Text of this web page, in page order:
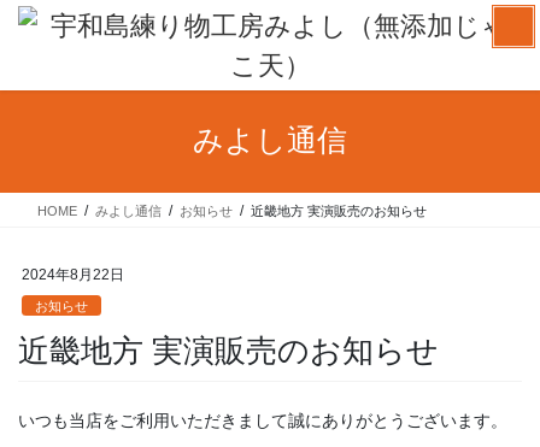
ン
ー
みよし通信
HOME みよし通信 お知らせ 近畿地方 実演販売のお知らせ
2024年8月22日
お知らせ
近畿地方 実演販売のお知らせ
いつも当店をご利用いただきまして誠にありがとうございます。